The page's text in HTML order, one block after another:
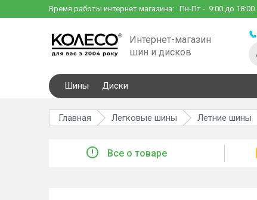
Время работы интернет магазина: Пн-Пт - 9:00 до 18:00
Интернет-магазин
шин и дисков
Шины Диски
Главная Легковые шины Летние шины
Все о товаре